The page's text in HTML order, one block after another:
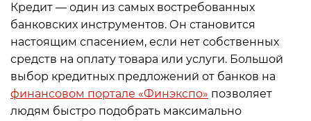
Кредит — один из самых востребованных
банковских инструментов. Он становится
настоящим спасением, если нет собственных
средств на оплату товара или услуги. Большой
выбор кредитных предложений от банков на
финансовом портале «Финэкспо» позволяет
людям быстро подобрать максимально